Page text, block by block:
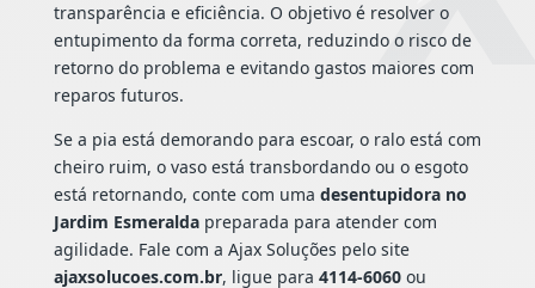
transparência e eficiência. O objetivo é resolver o
entupimento da forma correta, reduzindo o risco de
retorno do problema e evitando gastos maiores com
reparos futuros.
Se a pia está demorando para escoar, o ralo está com
cheiro ruim, o vaso está transbordando ou o esgoto
está retornando, conte com uma desentupidora no
Jardim Esmeraldapreparada para atender com
agilidade. Fale com a Ajax Soluções pelo site
ajaxsolucoes.com.br, ligue para 4114-6060ou